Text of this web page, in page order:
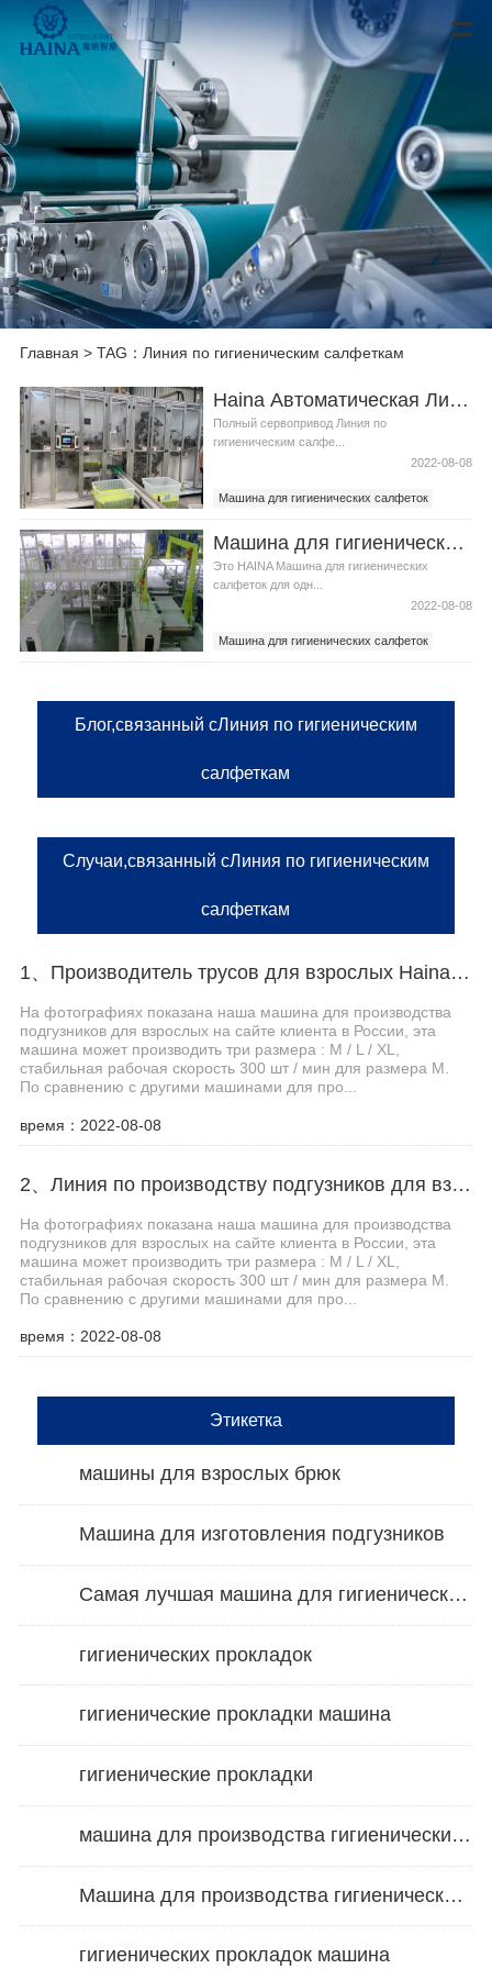
Главная > TAG：Линия по гигиеническим салфеткам
Haina Автоматическая Линия по гигиеническим салфеткам в Россия
Полный сервопривод Линия по
гигиеническим салфе...
2022-08-08
Машина для гигиенических салфеток
Россия Линия по гигиеническим
салфеткам
Машина для гигиенических салфеток Haina помогает клиенту расширить свой рынок в Латвия
Это HAINA Машина для гигиенических
салфеток для одн...
2022-08-08
Машина для гигиенических салфеток
Блог,связанный сЛиния по гигиеническим
салфеткам
Случаи,связанный сЛиния по гигиеническим
салфеткам
1、Производитель трусов для взрослых Haina помогает российскому заказчику эффективно производить
На фотографиях показана наша машина для производства
подгузников для взрослых на сайте клиента в России, эта
машина может производить три размера : M / L / XL,
стабильная рабочая скорость 300 шт / мин для размера M.
По сравнению с другими машинами для про...
время：2022-08-08
2、Линия по производству подгузников для взрослых Haina помогает клиентам из Центральной Азии увеличить производственные мощности
На фотографиях показана наша машина для производства
подгузников для взрослых на сайте клиента в России, эта
машина может производить три размера : M / L / XL,
стабильная рабочая скорость 300 шт / мин для размера M.
По сравнению с другими машинами для про...
время：2022-08-08
Этикетка
машины для взрослых брюк
Машина для изготовления подгузников
Самая лучшая машина для гигиенических салфеток
гигиенических прокладок
гигиенические прокладки машина
гигиенические прокладки
машина для производства гигиенических прокладок
Машина для производства гигиенических салфеток
гигиенических прокладок машина